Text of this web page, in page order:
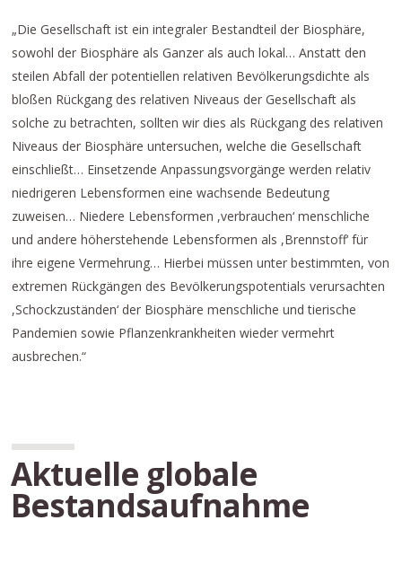
„Die Gesellschaft ist ein integraler Bestandteil der Biosphäre,
sowohl der Biosphäre als Ganzer als auch lokal… Anstatt den
steilen Abfall der potentiellen relativen Bevölkerungsdichte als
bloßen Rückgang des relativen Niveaus der Gesellschaft als
solche zu betrachten, sollten wir dies als Rückgang des relativen
Niveaus der Biosphäre untersuchen, welche die Gesellschaft
einschließt… Einsetzende Anpassungsvorgänge werden relativ
niedrigeren Lebensformen eine wachsende Bedeutung
zuweisen… Niedere Lebensformen ,verbrauchen‘ menschliche
und andere höherstehende Lebensformen als ,Brennstoff‘ für
ihre eigene Vermehrung… Hierbei müssen unter bestimmten, von
extremen Rückgängen des Bevölkerungspotentials verursachten
,Schockzuständen‘ der Biosphäre menschliche und tierische
Pandemien sowie Pflanzenkrankheiten wieder vermehrt
ausbrechen.“
Aktuelle globale
Bestandsaufnahme